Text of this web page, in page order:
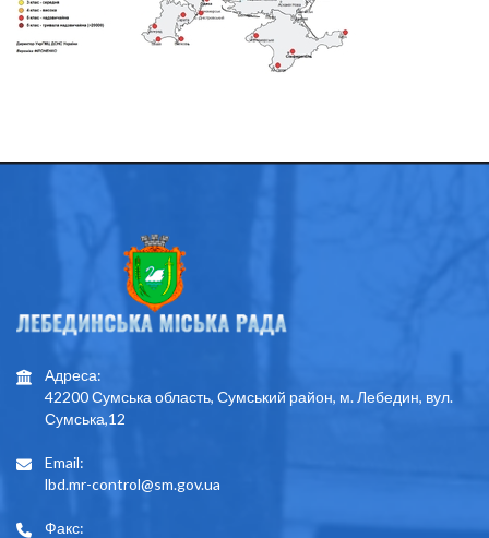
Адреса:
42200 Сумська область, Сумський район, м. Лебедин, вул.
Сумська,12
Email:
lbd.mr-control@sm.gov.ua
Факс: